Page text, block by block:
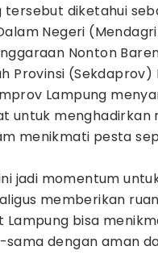
tersebut diketahui
Negeri
Nonton
Provinsi (Sekdaprov)
Lampung
untuk menghadirkan
menikmati pesta
jadi momentum
memberikan
Lampung bisa
dengan aman